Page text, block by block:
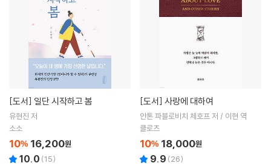
[도서] 일단 시작하고 봄
유현진 저
소소
10% 16,200원
10.0 (15)
[도서] 사랑에 대하여
안톤 파블로비치 체호프 저 / 이현 역
클로츠
10% 18,000원
9.9 (26)